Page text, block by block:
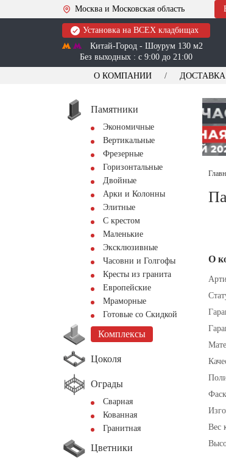
Москва и Московская область
Установка на ВСЕХ кладбищах
Китай-Город - Шоурум 130 м2
Без выходных : с 9:00 до 21:00
О КОМПАНИИ ДОСТАВКА
Памятники
Экономичные
Вертикальные
Фрезерные
Горизонтальные
Двойные
Арки и Колонны
Элитные
С крестом
Маленькие
Эксклюзивные
Часовни и Голгофы
Кресты из гранита
Европейские
Мраморные
Готовые со Скидкой
Комплексы
Цоколя
Ограды
Сварная
Кованная
Гранитная
Цветники
О
Вес